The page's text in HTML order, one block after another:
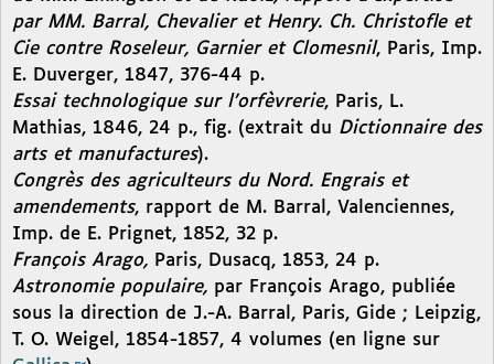
par MM. Barral, Chevalier et Henry. Ch. Christofle et
Cie contre Roseleur, Garnier et Clomesnil, Paris, Imp.
E. Duverger, 1847, 376-44 p.
Essai technologique sur l’orfèvrerie, Paris, L.
Mathias, 1846, 24 p., fig. (extrait du Dictionnaire des
arts et manufactures).
Congrès des agriculteurs du Nord. Engrais et
amendements, rapport de M. Barral, Valenciennes,
Imp. de E. Prignet, 1852, 32 p.
François Arago, Paris, Dusacq, 1853, 24 p.
Astronomie populaire, par François Arago, publiée
sous la direction de J.-A. Barral, Paris, Gide ; Leipzig,
T. O. Weigel, 1854-1857, 4 volumes (en ligne sur